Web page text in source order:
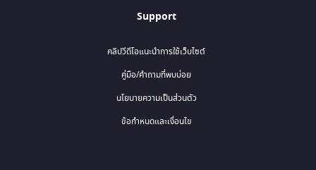
Support
คลิปวีดีโอแนะนำการใช้เว็บไซต์
คู่มือ/คำถามที่พบบ่อย
นโยบายความเป็นส่วนตัว
ข้อกำหนดและเงื่อนไข